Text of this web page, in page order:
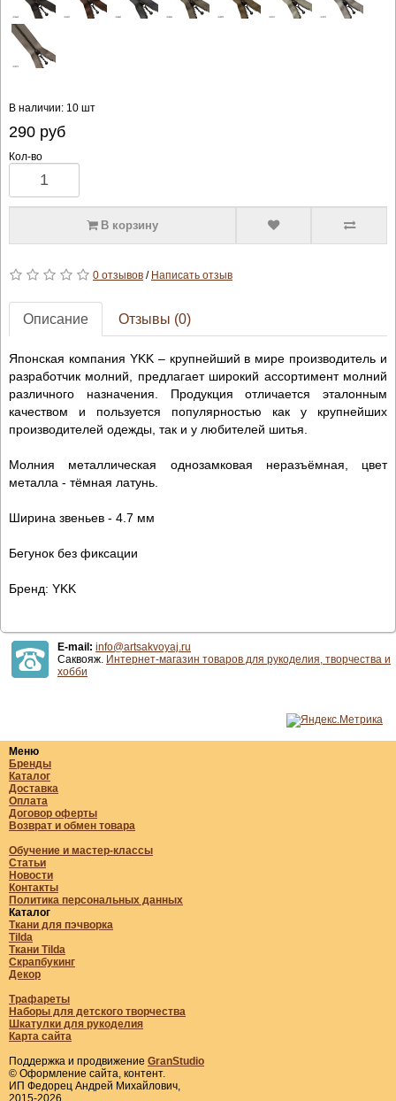
В наличии: 10 шт
290руб
Кол-во
В корзину
0 отзывов/ Написать отзыв
Описание Отзывы (0)
Японская компания YKK – крупнейший в мире производитель и
разработчик молний, предлагает широкий ассортимент молний
различного назначения. Продукция отличается эталонным
качеством и пользуется популярностью как у крупнейших
производителей одежды, так и у любителей шитья.
Молния металлическая однозамковая неразъёмная, цвет
металла - тёмная латунь.
Ширина звеньев - 4.7 мм
Бегунок без фиксации
Бренд: YKK
E-mail: info@artsakvoyaj.ru
Саквояж. Интернет-магазин товаров для рукоделия, творчества и
хобби
Меню
Бренды
Каталог
Доставка
Оплата
Договор оферты
Возврат и обмен товара
Обучение и мастер-классы
Статьи
Новости
Контакты
Политика персональных данных
Каталог
Ткани для пэчворка
Tilda
Ткани Tilda
Скрапбукинг
Декор
Трафареты
Наборы для детского творчества
Шкатулки для рукоделия
Карта сайта
Поддержка и продвижение GranStudio
© Оформление сайта, контент.
ИП Федорец Андрей Михайлович,
2015-2026